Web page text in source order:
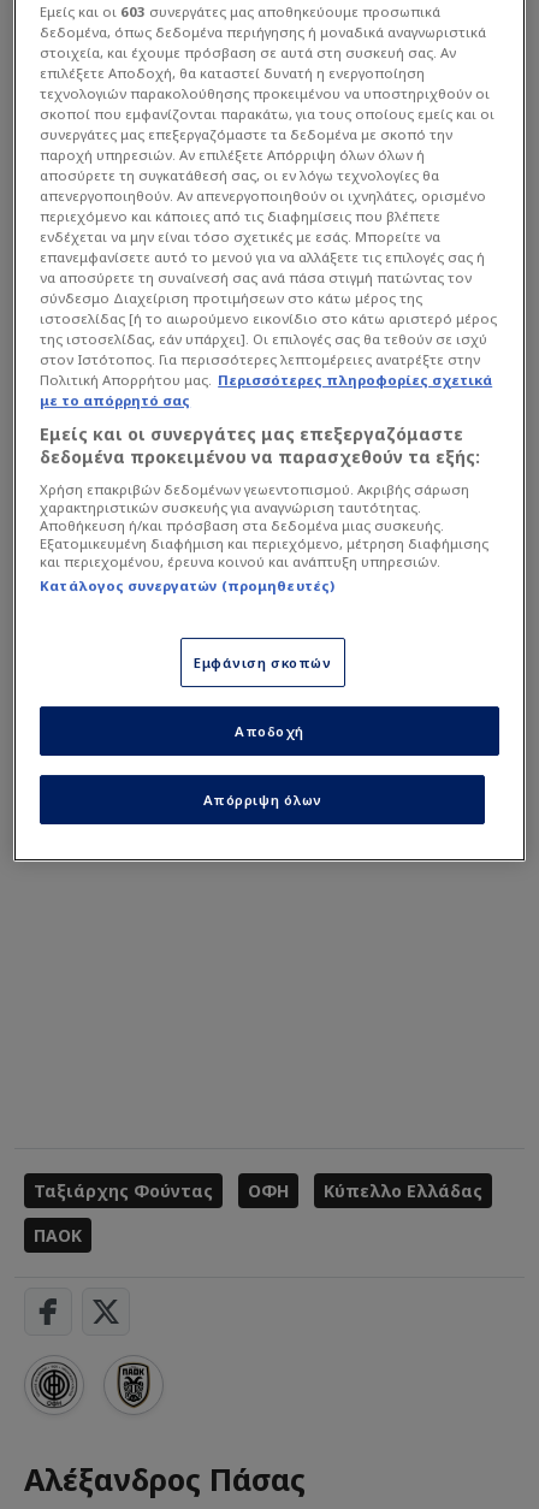
Μετά το γκολ της ισοφάρισης στο 28’ ο διεθνής
εξτρέμ άγγιξε και δεύτερο προσωπικό τέρμα στο
40’, καθώς με πλασέ εντός περιοχής έστειλε την
μπάλα στο δεξί δοκάρι.
Διαβάστε επίσης...
Ένταση οπαδών του ΠΑΟΚ
με την Αστυνομία έξω από
το Πανθεσσαλικό
Συγκλονιστική στιγμή στον
Βόλο - Σπουδαία κίνηση
ΟΦΗ!
Έτσι, χάθηκε η ευκαιρία για την ομάδα του
Χρήστου Κόντη να κάνει την ανατροπή και να
πάρει προβάδισμα στο Πανθεσσαλικό Στάδιο.
Ταξιάρχης Φούντας ΟΦΗ
Κύπελλο Ελλάδας
ΠΑΟΚ
Αλέξανδρος Πάσας
Εμείς και οι 603 συνεργάτες μας αποθηκεύουμε προσωπικά
δεδομένα, όπως δεδομένα περιήγησης ή μοναδικά αναγνωριστικά
στοιχεία, και έχουμε πρόσβαση σε αυτά στη συσκευή σας. Αν
επιλέξετε Αποδοχή, θα καταστεί δυνατή η ενεργοποίηση
τεχνολογιών παρακολούθησης προκειμένου να υποστηριχθούν οι
σκοποί που εμφανίζονται παρακάτω, για τους οποίους εμείς και οι
συνεργάτες μας επεξεργαζόμαστε τα δεδομένα με σκοπό την
παροχή υπηρεσιών. Αν επιλέξετε Απόρριψη όλων όλων ή
αποσύρετε τη συγκατάθεσή σας, οι εν λόγω τεχνολογίες θα
απενεργοποιηθούν. Αν απενεργοποιηθούν οι ιχνηλάτες, ορισμένο
περιεχόμενο και κάποιες από τις διαφημίσεις που βλέπετε
ενδέχεται να μην είναι τόσο σχετικές με εσάς. Μπορείτε να
επανεμφανίσετε αυτό το μενού για να αλλάξετε τις επιλογές σας ή
να αποσύρετε τη συναίνεσή σας ανά πάσα στιγμή πατώντας τον
σύνδεσμο Διαχείριση προτιμήσεων στο κάτω μέρος της
ιστοσελίδας [ή το αιωρούμενο εικονίδιο στο κάτω αριστερό μέρος
της ιστοσελίδας, εάν υπάρχει]. Οι επιλογές σας θα τεθούν σε ισχύ
στον Ιστότοπος. Για περισσότερες λεπτομέρειες ανατρέξτε στην
Πολιτική Απορρήτου μας. Περισσότερες πληροφορίες σχετικά
με το απόρρητό σας
Εμείς και οι συνεργάτες μας επεξεργαζόμαστε
δεδομένα προκειμένου να παρασχεθούν τα εξής:
Χρήση επακριβών δεδομένων γεωεντοπισμού. Ακριβής σάρωση
χαρακτηριστικών συσκευής για αναγνώριση ταυτότητας.
Αποθήκευση ή/και πρόσβαση στα δεδομένα μιας συσκευής.
Εξατομικευμένη διαφήμιση και περιεχόμενο, μέτρηση διαφήμισης
και περιεχομένου, έρευνα κοινού και ανάπτυξη υπηρεσιών.
Κατάλογος συνεργατών (προμηθευτές)
Εμφάνιση σκοπών
Απόρριψη όλων
Αποδοχή